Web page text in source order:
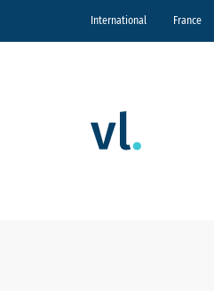
International France